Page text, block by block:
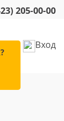
205-00-00
Вход